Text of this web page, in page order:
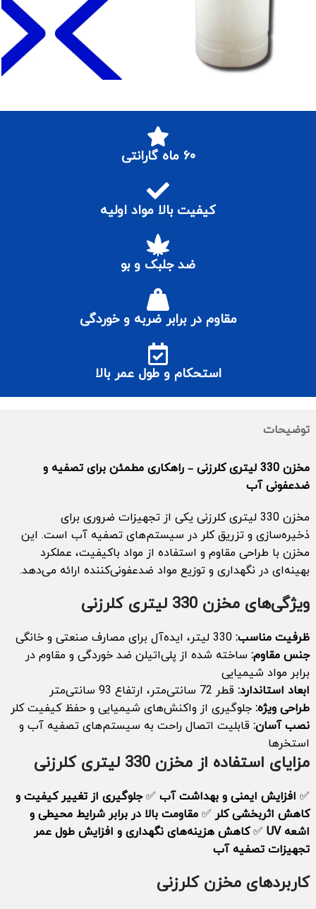
۶۰ ماه گارانتی
کیفیت بالا مواد اولیه
ضد جلبک و بو
مقاوم در برابر ضربه و خوردگی
استحکام و طول عمر بالا
توضیحات
مخزن 330 لیتری کلرزنی – راهکاری مطمئن برای تصفیه و
ضدعفونی آب
مخزن 330 لیتری کلرزنی یکی از تجهیزات ضروری برای
ذخیره‌سازی و تزریق کلر در سیستم‌های تصفیه آب است. این
مخزن با طراحی مقاوم و استفاده از مواد باکیفیت، عملکرد
بهینه‌ای در نگهداری و توزیع مواد ضدعفونی‌کننده ارائه می‌دهد.
ویژگی‌های مخزن 330 لیتری کلرزنی
ظرفیت مناسب:330 لیتر، ایده‌آل برای مصارف صنعتی و خانگی
جنس مقاوم:ساخته شده از پلی‌اتیلن ضد خوردگی و مقاوم در
برابر مواد شیمیایی
ابعاد استاندارد:قطر 72 سانتی‌متر، ارتفاع 93 سانتی‌متر
طراحی ویژه:جلوگیری از واکنش‌های شیمیایی و حفظ کیفیت کلر
نصب آسان:قابلیت اتصال راحت به سیستم‌های تصفیه آب و
استخرها
مزایای استفاده از مخزن 330 لیتری کلرزنی
✅ افزایش ایمنی و بهداشت آب✅جلوگیری از تغییر کیفیت و
کاهش اثربخشی کلر ✅ مقاومت بالا در برابر شرایط محیطی و
اشعه UV
✅کاهش هزینه‌های نگهداری و افزایش طول عمر
تجهیزات تصفیه آب
کاربردهای مخزن کلرزنی